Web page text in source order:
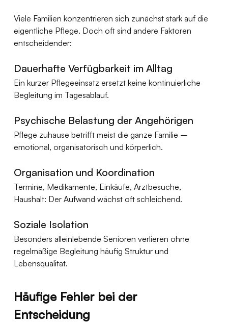
Viele Familien konzentrieren sich zunächst stark auf die
eigentliche Pflege. Doch oft sind andere Faktoren
entscheidender:
Dauerhafte Verfügbarkeit im Alltag
Ein kurzer Pflegeeinsatz ersetzt keine kontinuierliche
Begleitung im Tagesablauf.
Psychische Belastung der Angehörigen
Pflege zuhause betrifft meist die ganze Familie –
emotional, organisatorisch und körperlich.
Organisation und Koordination
Termine, Medikamente, Einkäufe, Arztbesuche,
Haushalt: Der Aufwand wächst oft schleichend.
Soziale Isolation
Besonders alleinlebende Senioren verlieren ohne
regelmäßige Begleitung häufig Struktur und
Lebensqualität.
Häufige Fehler bei der
Entscheidung